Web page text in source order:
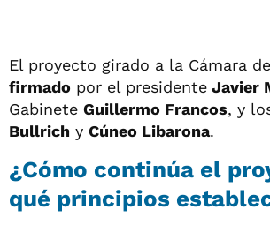
El proyecto girado a la Cámara
firmado por el presidente Javier
Gabinete Guillermo Francos, y
Bullrich y Cúneo Libarona.
¿Cómo continúa el
qué principios